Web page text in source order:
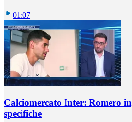
01:07
Calciomercato Inter: Romero
specifiche